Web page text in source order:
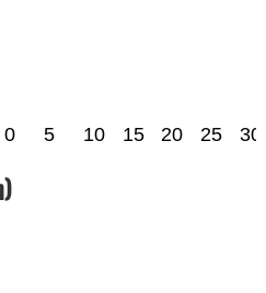
0 5 10 15 20 25 30